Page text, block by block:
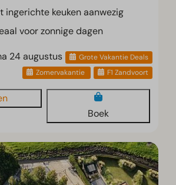
ingerichte keuken aanwezig
voor zonnige dagen
24 augustus
Grote Vakantie Deals
Zomervakantie
F1 Zandvoort
Boek